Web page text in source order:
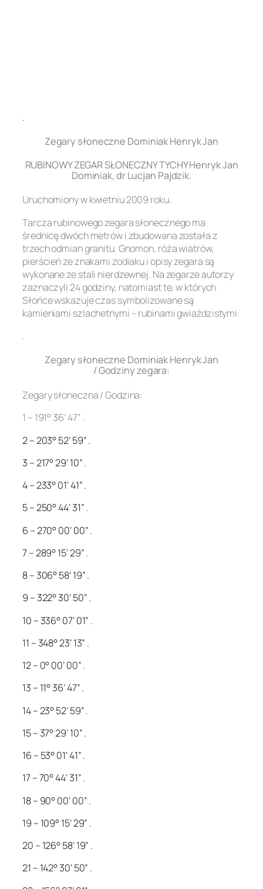
.
Zegary słoneczne Dominiak Henryk Jan
RUBINOWY ZEGAR SŁONECZNY TYCHY Henryk Jan
Dominiak, dr Lucjan Pajdzik.
Uruchomiony w kwietniu 2009 roku.
Tarcza rubinowego zegara słonecznego ma
średnicę dwóch metrów i zbudowana została z
trzech odmian granitu. Gnomon, róża wiatrów,
pierścień ze znakami zodiaku i opisy zegara są
wykonane ze stali nierdzewnej. Na zegarze autorzy
zaznaczyli 24 godziny, natomiast te, w których
Słońce wskazuje czas symbolizowane są
kamieniami szlachetnymi – rubinami gwiaździstymi.
.
Zegary słoneczne Dominiak Henryk Jan
/ Godziny zegara:
Zegary słoneczna / Godzina:
1 – 191° 36’ 47” .
2 – 203° 52’ 59” .
3 – 217° 29’ 10” .
4 – 233° 01’ 41” .
5 – 250° 44’ 31” .
6 – 270° 00’ 00” .
7 – 289° 15’ 29” .
8 – 306° 58’ 19” .
9 – 322° 30’ 50” .
10 – 336° 07’ 01” .
11 – 348° 23’ 13” .
12 – 0° 00’ 00” .
13 – 11° 36’ 47” .
14 – 23° 52’ 59” .
15 – 37° 29’ 10” .
16 – 53° 01’ 41” .
17 – 70° 44’ 31” .
18 – 90° 00’ 00” .
19 – 109° 15’ 29” .
20 – 126° 58’ 19” .
21 – 142° 30’ 50” .